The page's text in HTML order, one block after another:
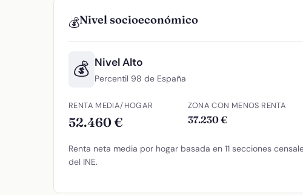
💰Nivel socioeconómico
💰 Nivel Alto
Percentil 98 de España
RENTA MEDIA/HOGAR
52.460 €
ZONA CON MENOS RENTA
37.230 €
Renta neta media por hogar basada en 11 secciones
del INE.